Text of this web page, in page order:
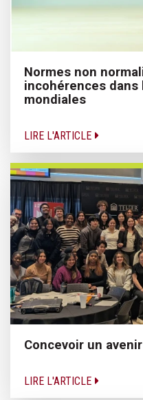
Normes non
incohérences
mondiales
LIRE L'ARTICLE
Concevoir un
LIRE L'ARTICLE